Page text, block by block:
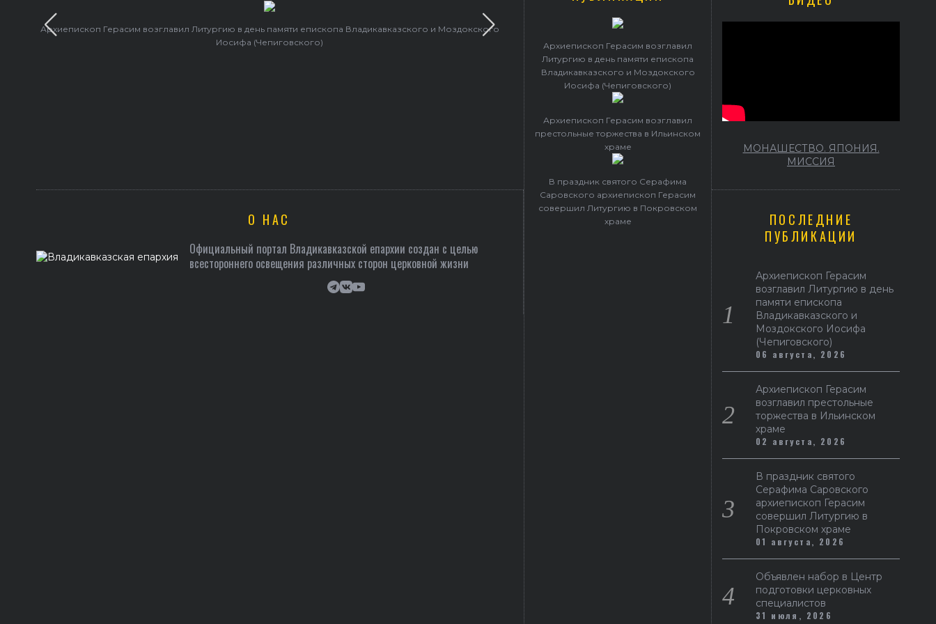
Архиепископ Герасим возглавил Литургию в день памяти епископа Владикавказского и Моздокского
Иосифа (Чепиговского)
Архиепископ Герасим возглавил престольные торжества в Ильинском храме
О НАС
Официальный портал Владикавказской епархии создан c целью
всестороннего освещения различных сторон церковной жизни
Архиепископ Герасим возглавил
Литургию в день памяти епископа
Владикавказского и Моздокского
Иосифа (Чепиговского)
Архиепископ Герасим возглавил
престольные торжества в Ильинском
храме
В праздник святого Серафима
Саровского архиепископ Герасим
совершил Литургию в Покровском
храме
МОНАШЕСТВО. ЯПОНИЯ.
МИССИЯ
ПОСЛЕДНИЕ
ПУБЛИКАЦИИ
Архиепископ Герасим
возглавил Литургию в день
памяти епископа
Владикавказского и
Моздокского Иосифа
(Чепиговского)
06 августа, 2026
Архиепископ Герасим
возглавил престольные
торжества в Ильинском
храме
02 августа, 2026
В праздник святого
Серафима Саровского
архиепископ Герасим
совершил Литургию в
Покровском храме
01 августа, 2026
Объявлен набор в Центр
подготовки церковных
специалистов
31 июля, 2026